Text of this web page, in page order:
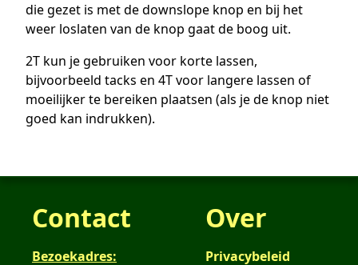
die gezet is met de downslope knop en bij het
weer loslaten van de knop gaat de boog uit.
2T kun je gebruiken voor korte lassen,
bijvoorbeeld tacks en 4T voor langere lassen of
moeilijker te bereiken plaatsen (als je de knop niet
goed kan indrukken).
Contact
Bezoekadres:
Over
Privacybeleid